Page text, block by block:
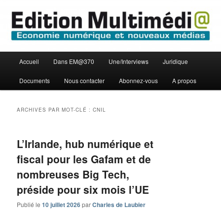
contenu
principal
contenu
secondaire
Edition Multimédi@
principal
Accueil Dans EM@370 Une/Interviews Juridique
Documents Nous contacter Abonnez-vous A propos
ARCHIVES PAR MOT-CLÉ :CNIL
L’Irlande, hub numérique et
fiscal pour les Gafam et de
nombreuses Big Tech,
préside pour six mois l’UE
Publié le10 juillet 2026parCharles de Laubier